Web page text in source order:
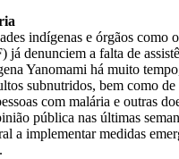
indígenas e órgãos como
já denunciem a falta de
Yanomami há muito
subnutridos, bem como de
com malária e outras
pública nas últimas
a implementar medidas